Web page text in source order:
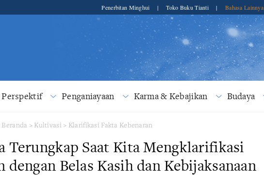
Penerbitan Minghui | Toko Buku Tianti | Bahasa Lainnya
Perspektif Penganiayaan Karma & Kebajikan Budaya
Beranda > Kultivasi > Klarifikasi Fakta Kebenaran
Terungkap Saat Kita Mengklarifikasi
dengan Belas Kasih dan Kebijaksanaan